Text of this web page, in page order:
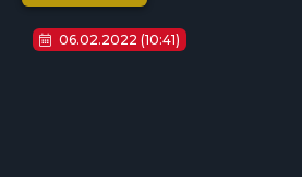
06.02.2022 (10:41)